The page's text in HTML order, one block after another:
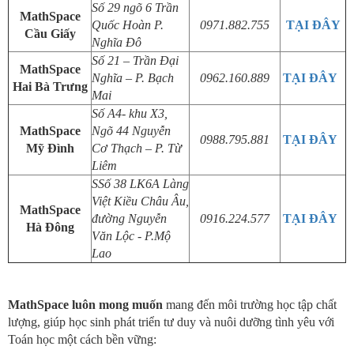
MathSpace
Cầu Giấy
Số 29 ngõ 6 Trần
Quốc Hoàn P.
Nghĩa Đô
0971.882.755 TẠI ĐÂY
MathSpace
Hai Bà Trưng
Số 21 – Trần Đại
Nghĩa – P. Bạch
Mai
0962.160.889 TẠI ĐÂY
MathSpace
Mỹ Đình
Số A4- khu X3,
Ngõ 44 Nguyễn
Cơ Thạch – P. Từ
Liêm
0988.795.881 TẠI ĐÂY
MathSpace
Hà Đông
SSố 38 LK6A Làng
Việt Kiều Châu Âu,
đường Nguyễn
Văn Lộc - P.Mộ
Lao
0916.224.577 TẠI ĐÂY
MathSpace luôn mong muốn mang đến môi trường học tập chất
lượng, giúp học sinh phát triển tư duy và nuôi dưỡng tình yêu với
Toán học một cách bền vững: